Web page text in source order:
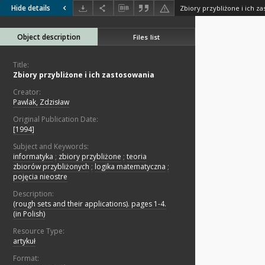
Hide details Zbiory przybliżone i ich
Object description Files list
Title:
Zbiory przybliżone i ich zastosowania
Creator:
Pawlak, Zdzisław
Original Publication Date:
[1994]
Subject and Keywords:
informatyka ; zbiory przybliżone ; teoria
zbiorów przybliżonych ; logika matematyczna ;
pojęcia nieostre
Description:
(rough sets and their applications). pages 1-4.
(in Polish)
Resource Type:
artykuł
Format: